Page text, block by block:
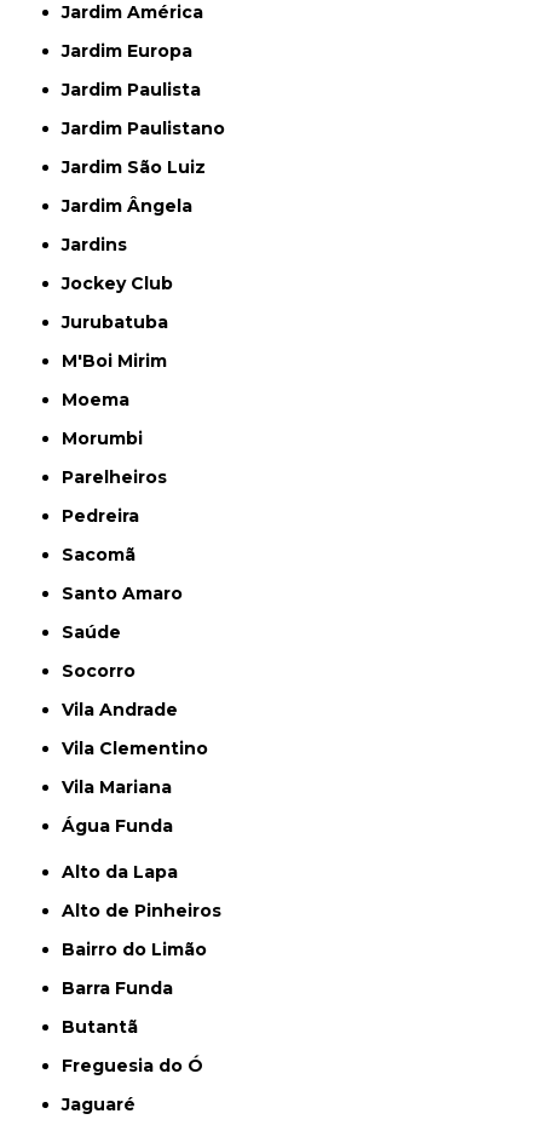
Jardim América
Jardim Europa
Jardim Paulista
Jardim Paulistano
Jardim São Luiz
Jardim Ângela
Jardins
Jockey Club
Jurubatuba
M'Boi Mirim
Moema
Morumbi
Parelheiros
Pedreira
Sacomã
Santo Amaro
Saúde
Socorro
Vila Andrade
Vila Clementino
Vila Mariana
Água Funda
Alto da Lapa
Alto de Pinheiros
Bairro do Limão
Barra Funda
Butantã
Freguesia do Ó
Jaguaré